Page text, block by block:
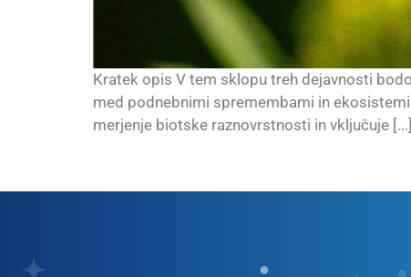
Kratek opis V tem sklopu treh dejavnosti
med podnebnimi spremembami in
merjenje biotske raznovrstnosti in vključuje [...]